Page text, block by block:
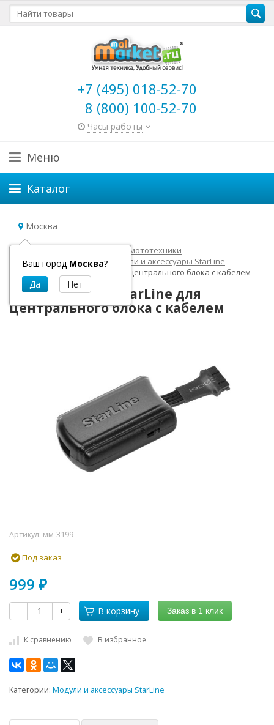
+7 (495) 018-52-70
8 (800) 100-52-70
Часы работы
Меню
Каталог
Москва
Ваш город Москва?
Главная
Товары для авто и мототехники
Автосигнализации
Модули и аксессуары StarLine
Программатор StarLine для центрального блока с кабелем
Программатор StarLine для
центрального блока с кабелем
Артикул: мм-3199
Под заказ
999 ₽
- + В корзину Заказ в 1 клик
К сравнению В избранное
Категории: Модули и аксессуары StarLine